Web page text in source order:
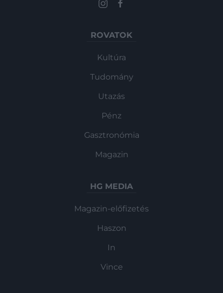
ROVATOK
Kultúra
Tudomány
Utazás
Pénz
Gasztronómia
Magazin
HG MEDIA
Magazin-előfizetés
Haszon
In
Vince